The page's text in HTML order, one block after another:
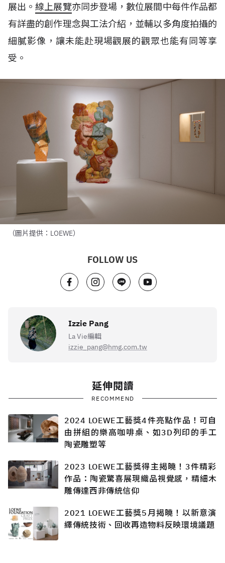
展出。線上展覽亦同步登場，數位展間中每件作品都
有詳盡的創作理念與工法介紹，並輔以多角度拍攝的
細膩影像，讓未能赴現場觀展的觀眾也能有同等享
受。
（圖片提供：LOEWE）
FOLLOW US
Izzie Pang
La Vie編輯
izzie_pang@hmg.com.tw
延伸閱讀
RECOMMEND
2024 LOEWE工藝獎4件亮點作品！可自
由拼組的樂高咖啡桌、如3D列印的手工
陶瓷雕塑等
2023 LOEWE工藝獎得主揭曉！3件精彩
作品：陶瓷驚喜展現織品視覺感，精細木
雕傳達西非傳統信仰
2021 LOEWE工藝獎5月揭曉！以新意演
繹傳統技術、回收再造物料反映環境議題